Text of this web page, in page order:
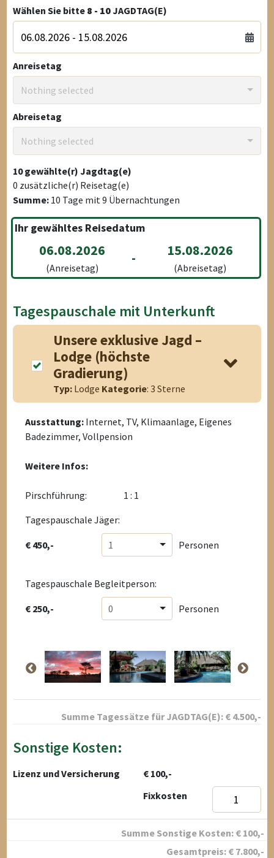
Wählen Sie bitte 8 - 10JAGDTAG(E)
Anreisetag
Nothing selected
Abreisetag
Nothing selected
10gewählte(r) Jagdtag(e)
0 zusätzliche(r) Reisetag(e)
Summe: 10 Tage mit9 Übernachtungen
Ihr gewähltes Reisedatum
06.08.2026
(Anreisetag)
- 15.08.2026
(Abreisetag)
Tagespauschale mit Unterkunft
Unsere exklusive Jagd –
Lodge (höchste
Gradierung)
Typ: Lodge Kategorie: 3 Sterne
Ausstattung: Internet, TV, Klimaanlage, Eigenes
Badezimmer, Vollpension
Weitere Infos:
Pirschführung:
1 : 1
Tagespauschale Jäger:
€ 450,- 1 Personen
Tagespauschale Begleitperson:
€ 250,- 0 Personen
Summe Tagessätze fürJAGDTAG(E): € 4.500,-
Sonstige Kosten:
Lizenz und Versicherung
€ 100,-
Fixkosten
Summe Sonstige Kosten: € 100,-
Gesamtpreis: € 7.800,-